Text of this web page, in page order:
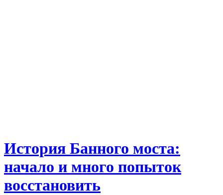
История Банного моста:
начало и много попыток
восстановить